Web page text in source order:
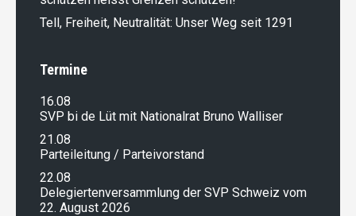
Tell, Freiheit, Neutralität: Unser Weg seit 1291
Termine
16.08
SVP bi de Lüt mit Nationalrat Bruno Walliser
21.08
Parteileitung / Parteivorstand
22.08
Delegiertenversammlung der SVP Schweiz vom
22. August 2026